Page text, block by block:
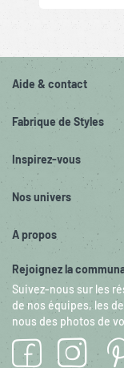
Aide & contact
Fabrique de Styles
Inspirez-vous
Nos univers
A propos
Rejoignez la
Suivez-nous sur les
de nos équipes, les
nous des photos de